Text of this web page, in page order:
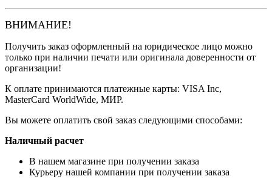
ВНИМАНИЕ!
Получить заказ оформленный на юридическое лицо можно
только при наличии печати или оригинала доверенности от
организации!
К оплате принимаются платежные карты: VISA Inc,
MasterCard WorldWide, МИР.
Вы можете оплатить свой заказ следующими способами:
Наличный расчет
В нашем магазине при получении заказа
Курьеру нашей компании при получении заказа